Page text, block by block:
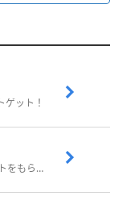
ゲット！
歩いてポイ活！日常生活でお得にポイントをもらおう